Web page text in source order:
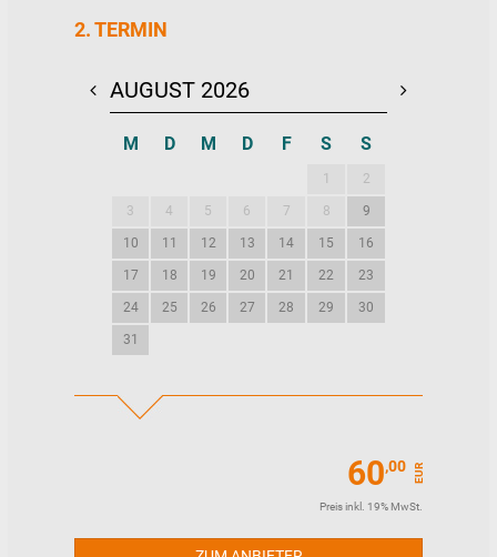
2. TERMIN
AUGUST 2026
M D M D F S S
1 2
3 4 5 6 7 8 9
10 11 12 13 14 15 16
17 18 19 20 21 22 23
24 25 26 27 28 29 30
31
60,00 EUR
Preis inkl. 19% MwSt.